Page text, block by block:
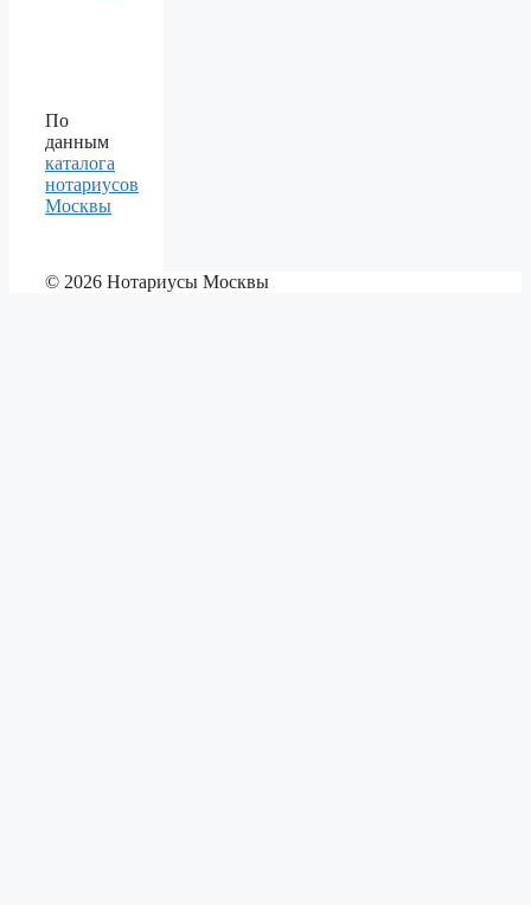
По
данным
каталога
нотариусов
Москвы
© 2026 Нотариусы Москвы